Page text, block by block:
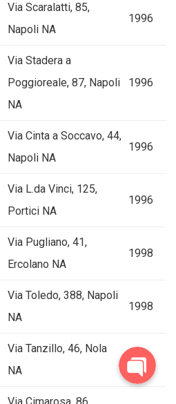
Via Scaralatti, 85,
Napoli NA
1996
Via Stadera a
Poggioreale, 87, Napoli
NA
1996
Via Cinta a Soccavo, 44,
Napoli NA
1996
Via L.da Vinci, 125,
Portici NA
1996
Via Pugliano, 41,
Ercolano NA
1998
Via Toledo, 388, Napoli
NA
1998
Via Tanzillo, 46, Nola
NA
1998